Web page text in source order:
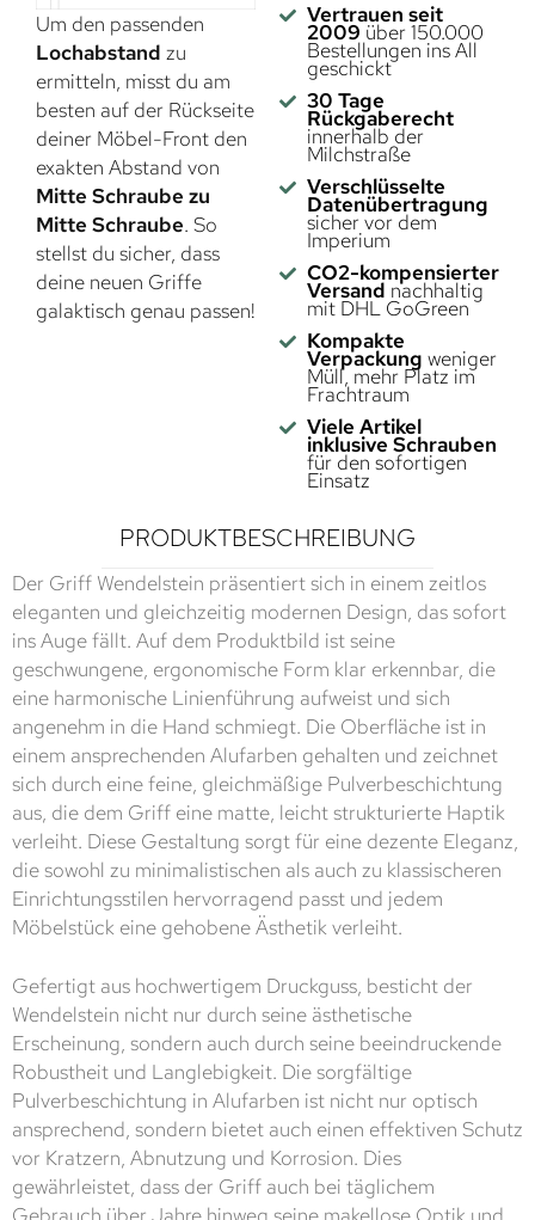
Um den passenden
Lochabstand zu
ermitteln, misst du am
besten auf der Rückseite
deiner Möbel-Front den
exakten Abstand von
Mitte Schraube zu
Mitte Schraube. So
stellst du sicher, dass
deine neuen Griffe
galaktisch genau passen!
Vertrauen seit
2009 über 150.000
Bestellungen ins All
geschickt
30 Tage
Rückgaberecht
innerhalb der
Milchstraße
Verschlüsselte
Datenübertragung
sicher vor dem
Imperium
CO2-kompensierter
Versand nachhaltig
mit DHL GoGreen
Kompakte
Verpackung weniger
Müll, mehr Platz im
Frachtraum
Viele Artikel
inklusive Schrauben
für den sofortigen
Einsatz
PRODUKTBESCHREIBUNG
Der Griff Wendelstein präsentiert sich in einem zeitlos
eleganten und gleichzeitig modernen Design, das sofort
ins Auge fällt. Auf dem Produktbild ist seine
geschwungene, ergonomische Form klar erkennbar, die
eine harmonische Linienführung aufweist und sich
angenehm in die Hand schmiegt. Die Oberfläche ist in
einem ansprechenden Alufarben gehalten und zeichnet
sich durch eine feine, gleichmäßige Pulverbeschichtung
aus, die dem Griff eine matte, leicht strukturierte Haptik
verleiht. Diese Gestaltung sorgt für eine dezente Eleganz,
die sowohl zu minimalistischen als auch zu klassischeren
Einrichtungsstilen hervorragend passt und jedem
Möbelstück eine gehobene Ästhetik verleiht.
Gefertigt aus hochwertigem Druckguss, besticht der
Wendelstein nicht nur durch seine ästhetische
Erscheinung, sondern auch durch seine beeindruckende
Robustheit und Langlebigkeit. Die sorgfältige
Pulverbeschichtung in Alufarben ist nicht nur optisch
ansprechend, sondern bietet auch einen effektiven Schutz
vor Kratzern, Abnutzung und Korrosion. Dies
gewährleistet, dass der Griff auch bei täglichem
Gebrauch über Jahre hinweg seine makellose Optik und